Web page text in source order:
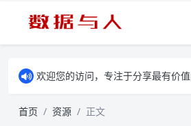
欢迎您的访问，专注于分享最有价值
首页 资源 正文